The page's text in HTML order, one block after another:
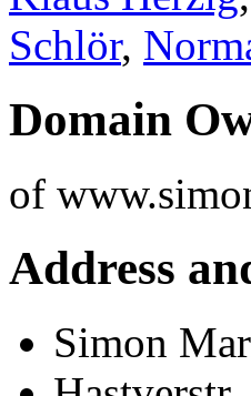
Schlör,
Domain
of
Address
Simon